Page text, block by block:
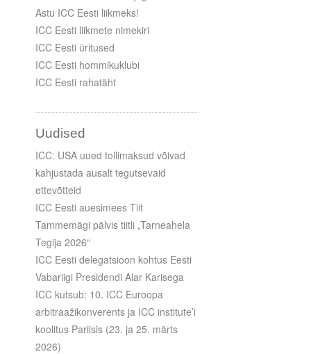
Astu ICC Eesti liikmeks!
ICC Eesti liikmete nimekiri
ICC Eesti üritused
ICC Eesti hommikuklubi
ICC Eesti rahatäht
Uudised
ICC: USA uued tollimaksud võivad
kahjustada ausalt tegutsevaid
ettevõtteid
ICC Eesti auesimees Tiit
Tammemägi pälvis tiitli „Tarneahela
Tegija 2026“
ICC Eesti delegatsioon kohtus Eesti
Vabariigi Presidendi Alar Karisega
ICC kutsub: 10. ICC Euroopa
arbitraažikonverents ja ICC institute’i
koolitus Pariisis (23. ja 25. märts
2026)